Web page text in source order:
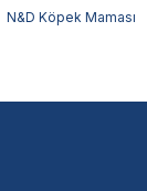
N&D Köpek Maması